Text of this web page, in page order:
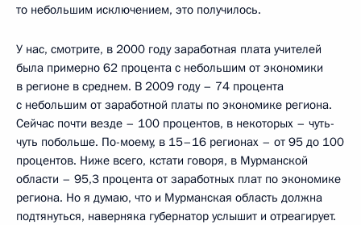
то небольшим исключением, это получилось.
У нас, смотрите, в 2000 году заработная плата учителей
была примерно 62 процента с небольшим от экономики
в регионе в среднем. В 2009 году – 74 процента
с небольшим от заработной платы по экономике региона.
Сейчас почти везде – 100 процентов, в некоторых – чуть-
чуть побольше. По-моему, в 15–16 регионах – от 95 до 100
процентов. Ниже всего, кстати говоря, в Мурманской
области – 95,3 процента от заработных плат по экономике
региона. Но я думаю, что и Мурманская область должна
подтянуться, наверняка губернатор услышит и отреагирует.